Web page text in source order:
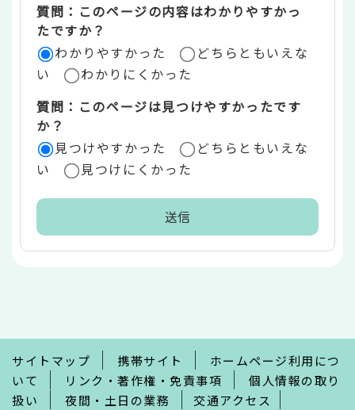
リ
ア
質問：このページの内容はわかりやすかっ
たですか？
わかりやすかった
どちらともいえな
い
わかりにくかった
質問：このページは見つけやすかったです
か？
見つけやすかった
どちらともいえな
い
見つけにくかった
で
サイトマップ 携帯サイト
ホームページ利用につ
いて
リンク・著作権・免責事項
個人情報の取り
扱い
夜間・土日の業務 交通アクセス